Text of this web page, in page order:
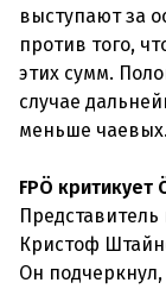
выступают за
против того,
этих сумм.
случае
меньше чаевых.
FPÖ критикует
Кристоф
Он